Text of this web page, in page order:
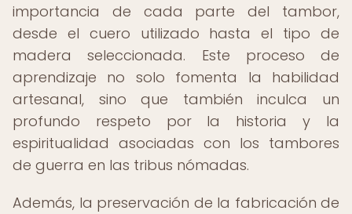
importancia de cada parte del tambor,
desde el cuero utilizado hasta el tipo de
madera seleccionada. Este proceso de
aprendizaje no solo fomenta la habilidad
artesanal, sino que también inculca un
profundo respeto por la historia y la
espiritualidad asociadas con los tambores
de guerra en las tribus nómadas.
Además, la preservación de la fabricación de